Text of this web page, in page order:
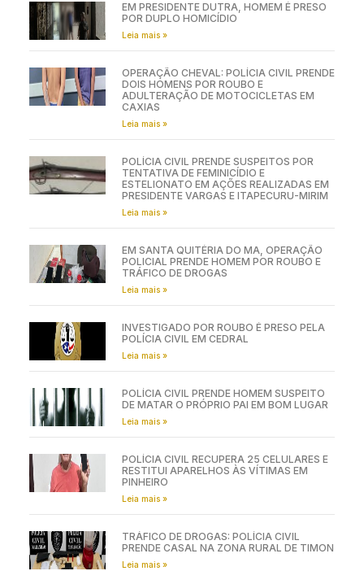
EM PRESIDENTE DUTRA, HOMEM É PRESO
POR DUPLO HOMICÍDIO
Leia mais »
OPERAÇÃO CHEVAL: POLÍCIA CIVIL PRENDE
DOIS HOMENS POR ROUBO E
ADULTERAÇÃO DE MOTOCICLETAS EM
CAXIAS
Leia mais »
POLÍCIA CIVIL PRENDE SUSPEITOS POR
TENTATIVA DE FEMINICÍDIO E
ESTELIONATO EM AÇÕES REALIZADAS EM
PRESIDENTE VARGAS E ITAPECURU-MIRIM
Leia mais »
EM SANTA QUITÉRIA DO MA, OPERAÇÃO
POLICIAL PRENDE HOMEM POR ROUBO E
TRÁFICO DE DROGAS
Leia mais »
INVESTIGADO POR ROUBO É PRESO PELA
POLÍCIA CIVIL EM CEDRAL
Leia mais »
POLÍCIA CIVIL PRENDE HOMEM SUSPEITO
DE MATAR O PRÓPRIO PAI EM BOM LUGAR
Leia mais »
POLÍCIA CIVIL RECUPERA 25 CELULARES E
RESTITUI APARELHOS ÀS VÍTIMAS EM
PINHEIRO
Leia mais »
TRÁFICO DE DROGAS: POLÍCIA CIVIL
PRENDE CASAL NA ZONA RURAL DE TIMON
Leia mais »